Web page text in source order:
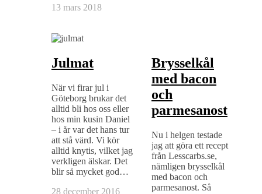
13 mars 2018
Julmat
När vi firar jul i
Göteborg brukar det
alltid bli hos oss eller
hos min kusin Daniel
– i år var det hans tur
att stå värd. Vi kör
alltid knytis, vilket jag
verkligen älskar. Det
blir så mycket god…
28 december 2016
Brysselkål
med bacon
och
parmesanost
Nu i helgen testade
jag att göra ett recept
från Lesscarbs.se,
nämligen brysselkål
med bacon och
parmesanost. Så